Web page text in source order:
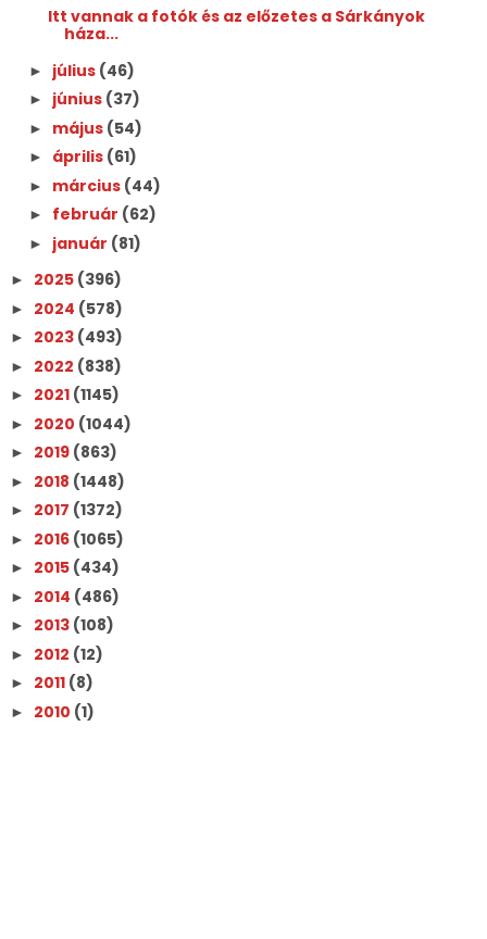
Itt vannak a fotók és az előzetes a Sárkányok
háza...
► július (46)
► június (37)
► május (54)
► április (61)
► március (44)
► február (62)
► január (81)
► 2025 (396)
► 2024 (578)
► 2023 (493)
► 2022 (838)
► 2021 (1145)
► 2020 (1044)
► 2019 (863)
► 2018 (1448)
► 2017 (1372)
► 2016 (1065)
► 2015 (434)
► 2014 (486)
► 2013 (108)
► 2012 (12)
► 2011 (8)
► 2010 (1)